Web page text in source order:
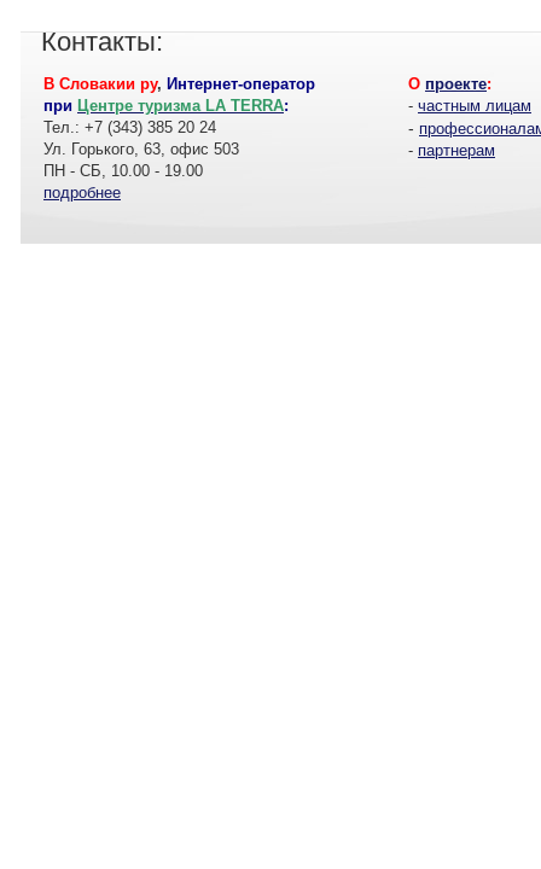
Контакты:
В Словакии ру, Интернет-оператор
при Центре туризма LA TERRA:
Тел.: +7 (343) 385 20 24
Ул. Горького, 63, офис 503
ПН - СБ, 10.00 - 19.00
подробнее
О проекте:
- частным лицам
-
- партнерам